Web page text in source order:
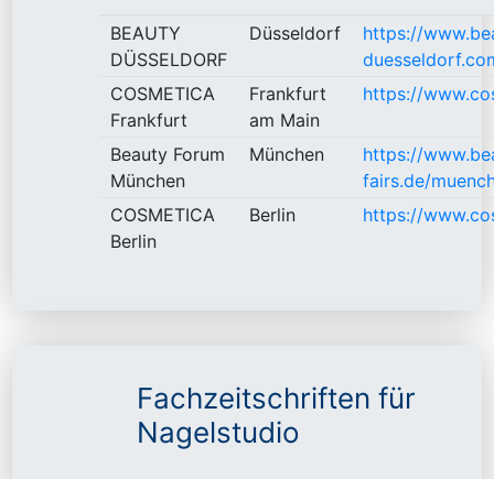
BEAUTY
DÜSSELDORF
Düsseldorf
https://
COSMETICA
Frankfurt
Frankfurt
am Main
https://
Beauty Forum
München
München
https://
fairs.de/
COSMETICA
Berlin
Berlin https://
Fachzeitschriften für
Nagelstudio